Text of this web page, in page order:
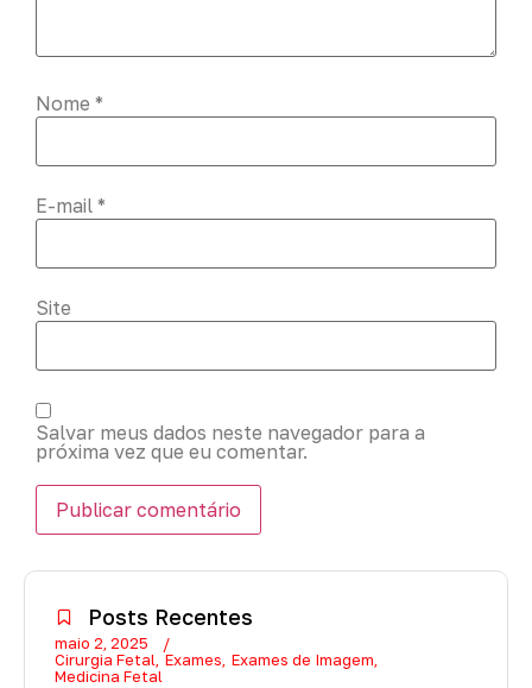
Nome *
E-mail *
Site
Salvar meus dados neste navegador para a
próxima vez que eu comentar.
Posts Recentes
maio 2, 2025
Cirurgia Fetal Exames Exames de Imagem
Medicina Fetal